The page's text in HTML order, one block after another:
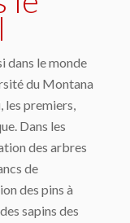
dans le monde
du Montana
les premiers,
Dans les
des arbres
de
des pins à
sapins des